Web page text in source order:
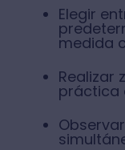
Elegir
medida
Realizar
práctica